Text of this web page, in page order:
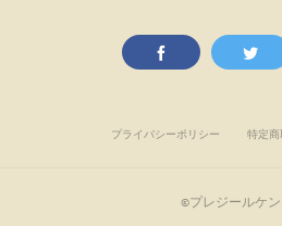
プライバシーポリシー 特定
©プレジールケ